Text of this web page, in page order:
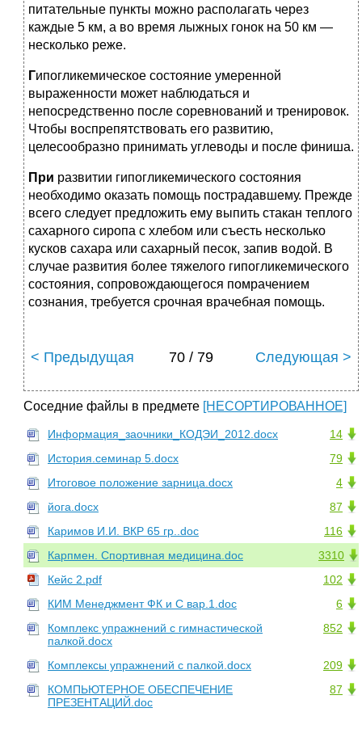
питательные пункты можно располагать через
каждые 5 км, а во время лыжных гонок на 50 км —
несколько реже.
Гипогликемическое состояние умеренной
выраженности может наблюдаться и
непосредственно после соревнований и тренировок.
Чтобы воспрепятствовать его развитию,
целесообразно принимать углеводы и после финиша.
При развитии гипогликемического состояния
необходимо оказать помощь пострадавшему. Прежде
всего следует предложить ему выпить стакан теплого
сахарного сиропа с хлебом или съесть несколько
кусков сахара или сахарный песок, запив водой. В
случае развития более тяжелого гипогликемического
состояния, сопровождающегося помрачением
сознания, требуется срочная врачебная помощь.
< Предыдущая 70 / 79 Следующая >
Соседние файлы в предмете [НЕСОРТИРОВАННОЕ]
14
Информация_заочники_КОДЭИ_2012.docx
79
История.семинар 5.docx
4
Итоговое положение зарница.docx
87
йога.docx
116
Каримов И.И. ВКР 65 гр..doc
3310
Карпмен. Спортивная медицина.doc
102
Кейс 2.pdf
6
КИМ Менеджмент ФК и С вар.1.doc
852
Комплекс упражнений с гимнастической
палкой.docx
209
Комплексы упражнений с палкой.docx
87
КОМПЬЮТЕРНОЕ ОБЕСПЕЧЕНИЕ
ПРЕЗЕНТАЦИЙ.doc